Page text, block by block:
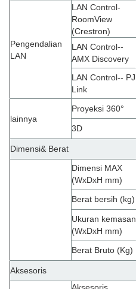
Pengendalian
LAN
LAN Control-
RoomView
(Crestron)
LAN Control--
AMX Discovery
LAN Control-- PJ
Link
lainnya
Proyeksi 360°
3D
Dimensi& Berat
Dimensi MAX
(WxDxH mm)
Berat bersih (kg)
Ukuran kemasan
(WxDxH mm)
Berat Bruto (Kg)
Aksesoris
Aksesoris